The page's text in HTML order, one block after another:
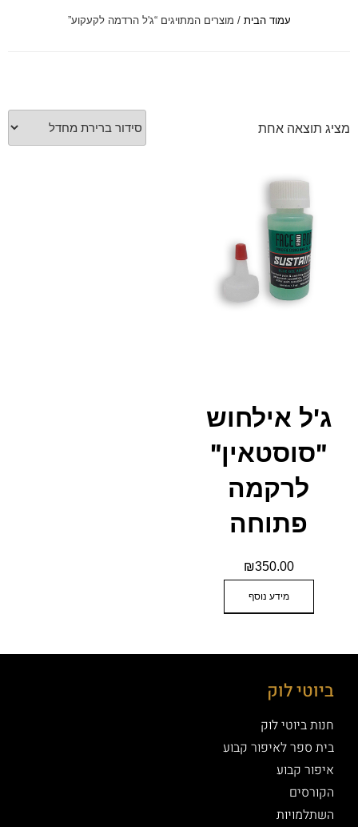
סמן קישורים
עמוד הבית / מוצרים המתויגים “ג'ל הרדמה לקעקוע”
מציג תוצאה אחת
ג'ל אילחוש
"סוסטאין"
לרקמה
פתוחה
₪350.00
מידע נוסף
ביוטי לוק
חנות ביוטי לוק
בית ספר לאיפור קבוע
איפור קבוע
הקורסים
השתלמויות